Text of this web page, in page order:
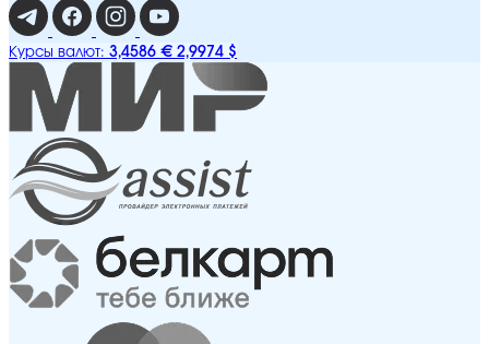
Курсы валют: 3,4586 € 2,9974 $